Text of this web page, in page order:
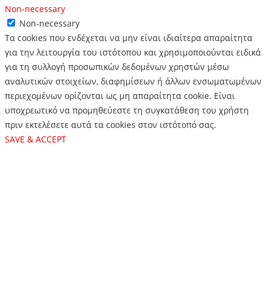
Non-necessary
Non-necessary
Τα cookies που ενδέχεται να μην είναι ιδιαίτερα απαραίτητα
για την λειτουργία του ιστότοπου και χρησιμοποιούνται ειδικά
για τη συλλογή προσωπικών δεδομένων χρηστών μέσω
αναλυτικών στοιχείων, διαφημίσεων ή άλλων ενσωματωμένων
περιεχομένων ορίζονται ως μη απαραίτητα cookie. Είναι
υποχρεωτικό να προμηθεύεστε τη συγκατάθεση του χρήστη
πριν εκτελέσετε αυτά τα cookies στον ιστότοπό σας.
SAVE & ACCEPT